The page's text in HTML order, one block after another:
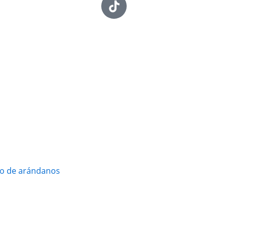
de arándanos